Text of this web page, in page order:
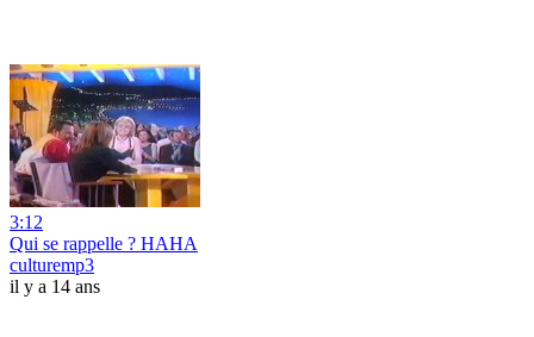
3:12
Qui se rappelle ? HAHA
culturemp3
il y a 14 ans